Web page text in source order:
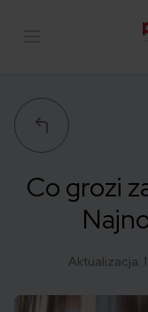
Co grozi
Aktualizacja: